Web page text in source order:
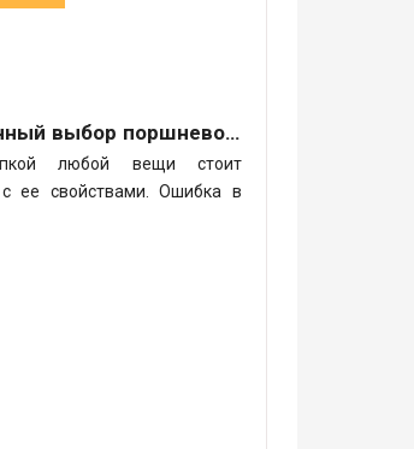
Безошибочный выбор поршневого компрессора
любой вещи стоит
с ее свойствами. Ошибка в